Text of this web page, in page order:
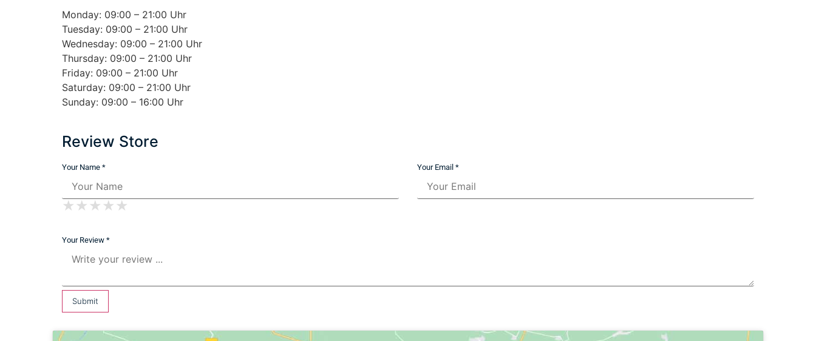
Monday: 09:00 – 21:00 Uhr
Tuesday: 09:00 – 21:00 Uhr
Wednesday: 09:00 – 21:00 Uhr
Thursday: 09:00 – 21:00 Uhr
Friday: 09:00 – 21:00 Uhr
Saturday: 09:00 – 21:00 Uhr
Sunday: 09:00 – 16:00 Uhr
Review Store
Your Name * Your Email *
★
★ ★
★ ★ ★
★ ★ ★ ★
★ ★ ★ ★ ★
Your Review *